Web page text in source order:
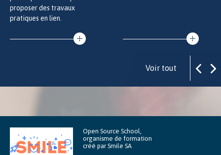
proposer des travaux
pratiques en lien.
Voir tout
Open Source School,
organisme de formation
créé par Smile SA